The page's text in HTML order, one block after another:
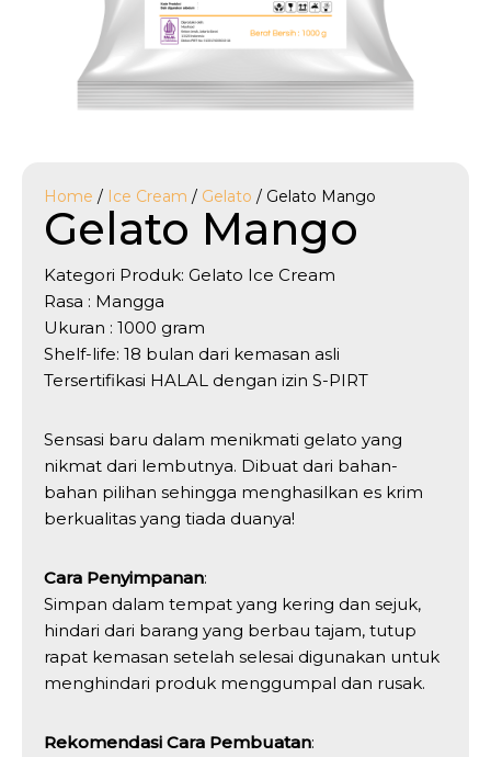
Home / Ice Cream / Gelato / Gelato Mango
Gelato Mango
Kategori Produk: Gelato Ice Cream
Rasa : Mangga
Ukuran : 1000 gram
Shelf-life: 18 bulan dari kemasan asli
Tersertifikasi HALAL dengan izin S-PIRT
Sensasi baru dalam menikmati gelato yang
nikmat dari lembutnya. Dibuat dari bahan-
bahan pilihan sehingga menghasilkan es krim
berkualitas yang tiada duanya!
Cara Penyimpanan:
Simpan dalam tempat yang kering dan sejuk,
hindari dari barang yang berbau tajam, tutup
rapat kemasan setelah selesai digunakan untuk
menghindari produk menggumpal dan rusak.
Rekomendasi Cara Pembuatan: